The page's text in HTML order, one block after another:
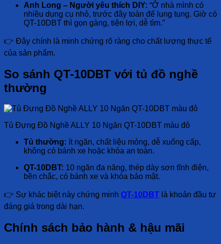
Anh Long – Người yêu thích DIY: “Ở nhà mình có
nhiều dụng cụ nhỏ, trước đây toàn để lung tung. Giờ có
QT-10DBT thì gọn gàng, tiện lợi, dễ tìm.”
👉 Đây chính là minh chứng rõ ràng cho chất lượng thực tế
của sản phẩm.
So sánh QT-10DBT với tủ đồ nghề
thường
Tủ Đựng Đồ Nghề ALLY 10 Ngăn QT-10DBT màu đỏ
Tủ thường: ít ngăn, chất liệu mỏng, dễ xuống cấp,
không có bánh xe hoặc khóa an toàn.
QT-10DBT: 10 ngăn đa năng, thép dày sơn tĩnh điện,
bền chắc, có bánh xe và khóa bảo mật.
👉 Sự khác biệt này chứng minh QT-10DBT là khoản đầu tư
đáng giá trong dài hạn.
Chính sách bảo hành & hậu mãi